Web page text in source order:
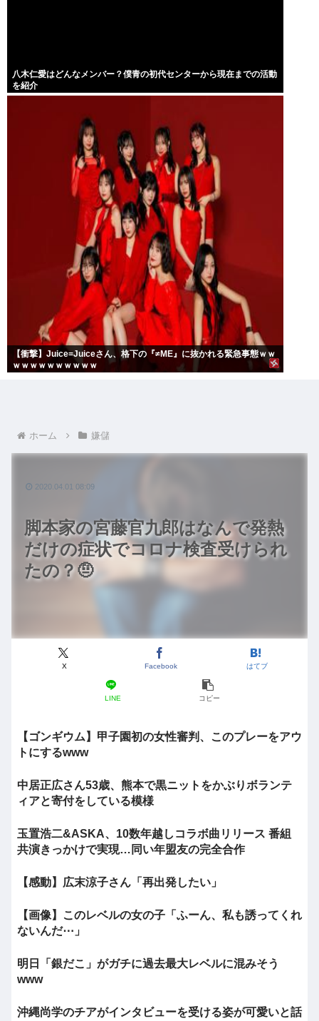
八木仁愛はどんなメンバー？僕青の初代センターから現在までの活動
を紹介
【衝撃】Juice=Juiceさん、格下の『≠ME』に抜かれる緊急事態ｗｗ
ｗｗｗｗｗｗｗｗｗｗ
ホーム 嫌儲
脚本家の宮藤官九郎はなんで発熱
だけの症状でコロナ検査受けられ
たの？🤨
X Facebook はてブ
LINE コピー
2020.04.01 08:09
【ゴンギウム】甲子園初の女性審判、このプレーをアウ
トにするwww
中居正広さん53歳、熊本で黒ニットをかぶりボランテ
ィアと寄付をしている模様
玉置浩二&ASKA、10数年越しコラボ曲リリース 番組
共演きっかけで実現…同い年盟友の完全合作
【感動】広末涼子さん「再出発したい」
【画像】このレベルの女の子「ふーん、私も誘ってくれ
ないんだ⋯」
明日「銀だこ」がガチに過去最大レベルに混みそう
www
沖縄尚学のチアがインタビューを受ける姿が可愛いと話